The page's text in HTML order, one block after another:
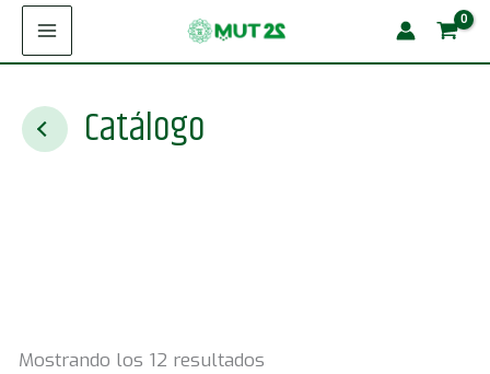
Catálogo
Mostrando los 12 resultados